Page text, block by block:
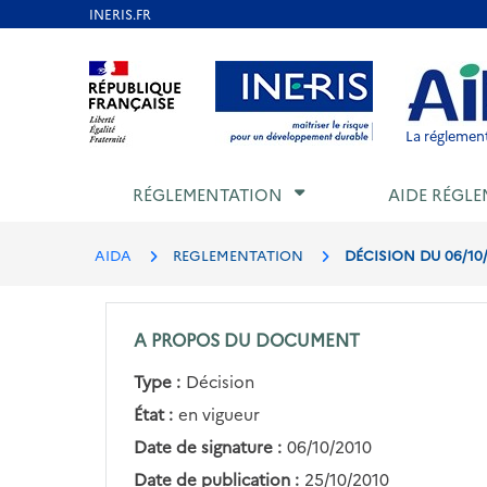
Aller au contenu Aller au menu Aller au
La
RÉGLEMENTATION AIDE
AIDA REGLEMENTATION DÉCISION DU 06/10/
A PROPOS DU DOCUMENT
Type : Décision
État : en vigueur
Date de signature : 06/10/2010
Date de publication : 25/10/2010